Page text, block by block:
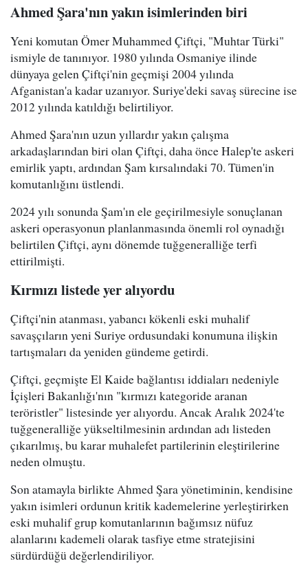
Ahmed Şara'nın yakın isimlerinden biri
Yeni komutan Ömer Muhammed Çiftçi, "Muhtar Türki"
ismiyle de tanınıyor. 1980 yılında Osmaniye ilinde
dünyaya gelen Çiftçi'nin geçmişi 2004 yılında
Afganistan'a kadar uzanıyor. Suriye'deki savaş sürecine ise
2012 yılında katıldığı belirtiliyor.
Ahmed Şara'nın uzun yıllardır yakın çalışma
arkadaşlarından biri olan Çiftçi, daha önce Halep'te askeri
emirlik yaptı, ardından Şam kırsalındaki 70. Tümen'in
komutanlığını üstlendi.
2024 yılı sonunda Şam'ın ele geçirilmesiyle sonuçlanan
askeri operasyonun planlanmasında önemli rol oynadığı
belirtilen Çiftçi, aynı dönemde tuğgeneralliğe terfi
ettirilmişti.
Kırmızı listede yer alıyordu
Çiftçi'nin atanması, yabancı kökenli eski muhalif
savaşçıların yeni Suriye ordusundaki konumuna ilişkin
tartışmaları da yeniden gündeme getirdi.
Çiftçi, geçmişte El Kaide bağlantısı iddiaları nedeniyle
İçişleri Bakanlığı'nın "kırmızı kategoride aranan
teröristler" listesinde yer alıyordu. Ancak Aralık 2024'te
tuğgeneralliğe yükseltilmesinin ardından adı listeden
çıkarılmış, bu karar muhalefet partilerinin eleştirilerine
neden olmuştu.
Son atamayla birlikte Ahmed Şara yönetiminin, kendisine
yakın isimleri ordunun kritik kademelerine yerleştirirken
eski muhalif grup komutanlarının bağımsız nüfuz
alanlarını kademeli olarak tasfiye etme stratejisini
sürdürdüğü değerlendiriliyor.